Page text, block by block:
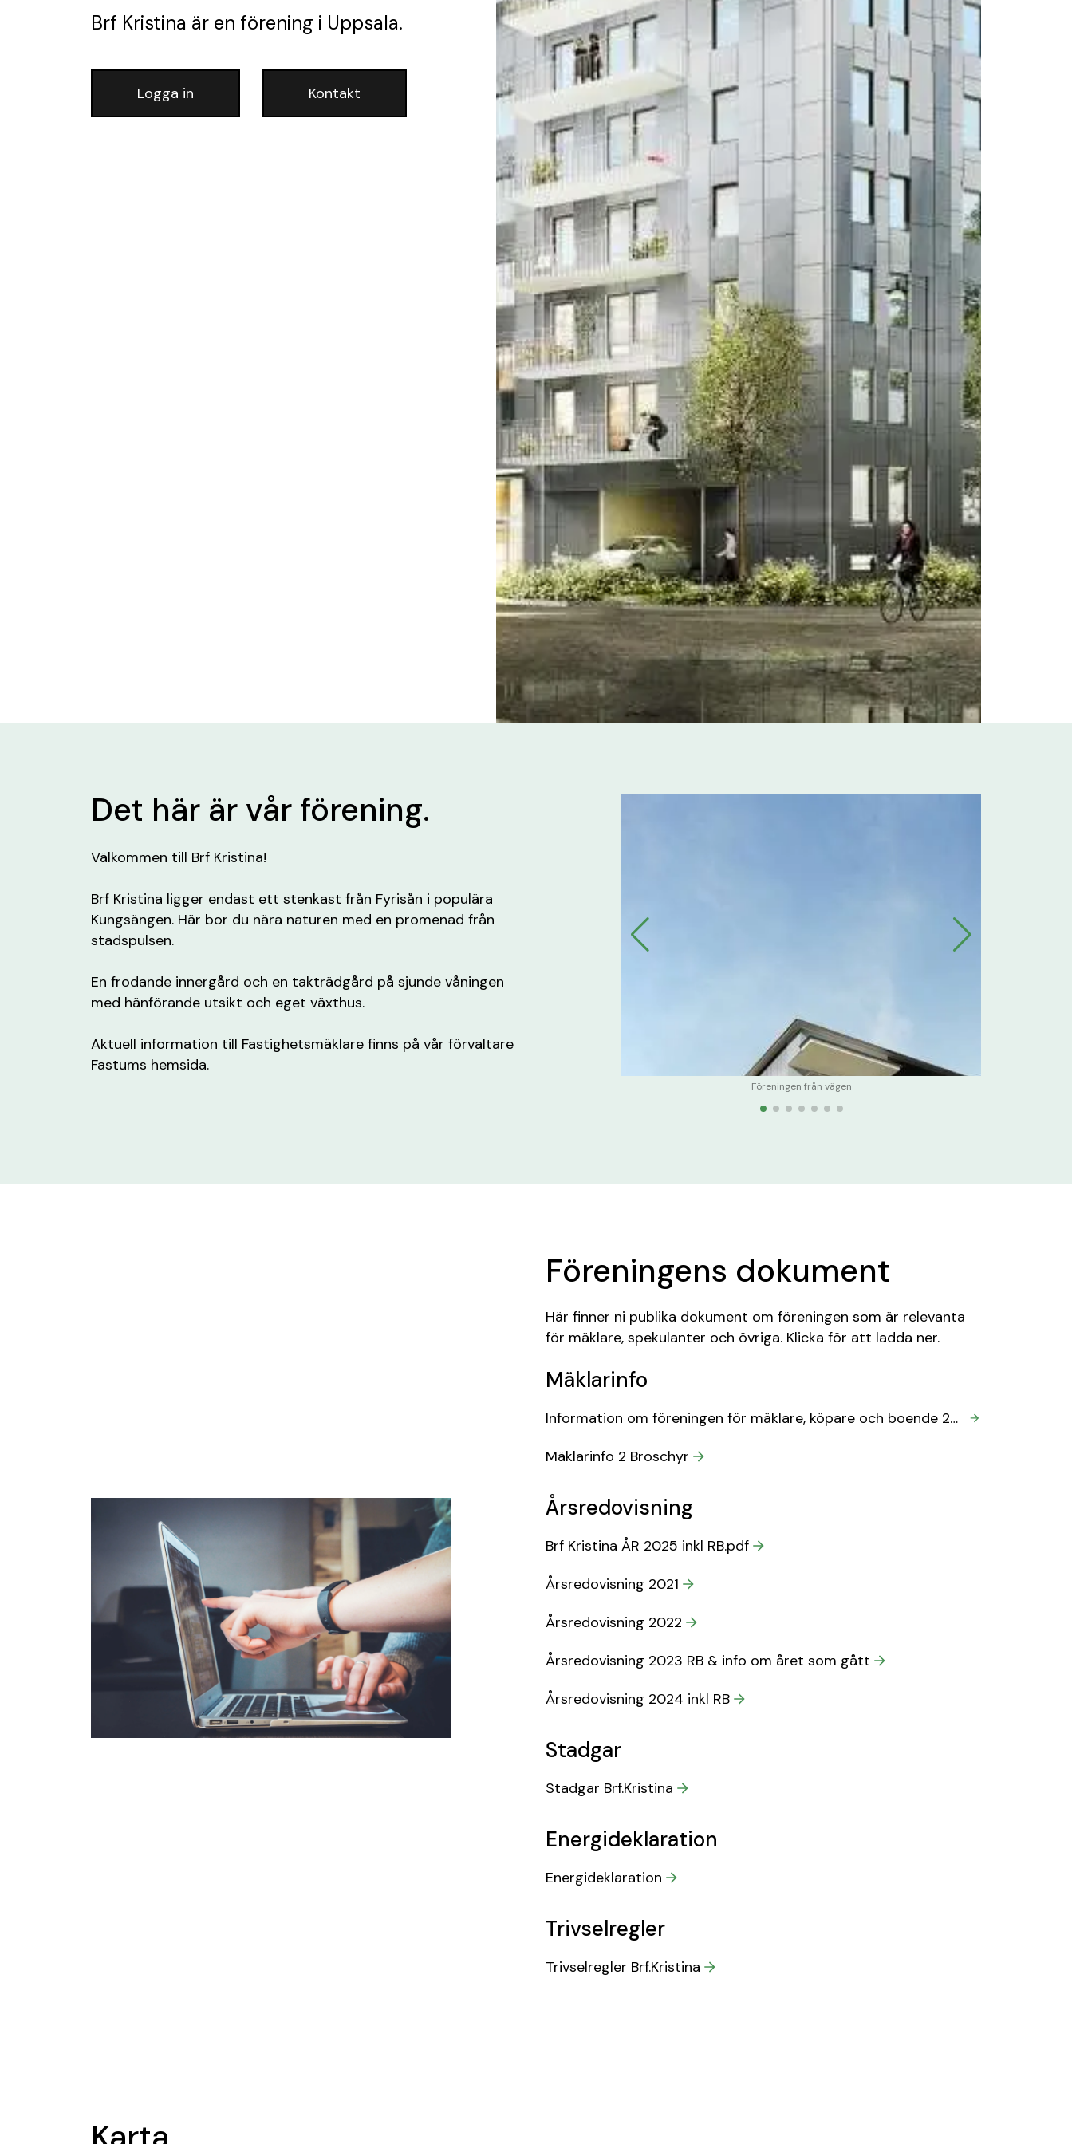
Brf Kristina är en förening i Uppsala.
Logga in Kontakt
Det här är vår förening.
Välkommen till Brf Kristina!
Brf Kristina ligger endast ett stenkast från Fyrisån i populära
Kungsängen. Här bor du nära naturen med en promenad från
stadspulsen.
En frodande innergård och en takträdgård på sjunde våningen
med hänförande utsikt och eget växthus.
Aktuell information till Fastighetsmäklare finns på vår förvaltare
Fastums hemsida.
Föreningen från vägen
Föreningens dokument
Här finner ni publika dokument om föreningen som är relevanta
för mäklare, spekulanter och övriga. Klicka för att ladda ner.
Mäklarinfo
Information om föreningen för mäklare, köpare och boende 26 januari 2026.pdf
Mäklarinfo 2 Broschyr
Årsredovisning
Brf Kristina ÅR 2025 inkl RB.pdf
Årsredovisning 2021
Årsredovisning 2022
Årsredovisning 2023 RB & info om året som gått
Årsredovisning 2024 inkl RB
Stadgar
Stadgar Brf.Kristina
Energideklaration
Energideklaration
Trivselregler
Trivselregler Brf.Kristina